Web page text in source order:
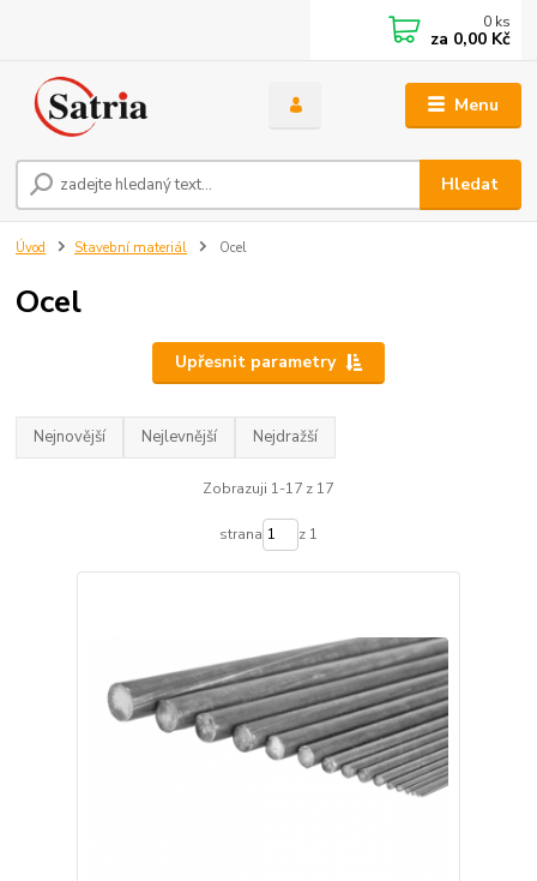
Menu
Hledat
0 ks
za 0,00 Kč
Úvod Stavební materiál Ocel
Ocel
Upřesnit parametry
Nejnovější Nejlevnější Nejdražší
Zobrazuji 1-17 z 17
strana z 1